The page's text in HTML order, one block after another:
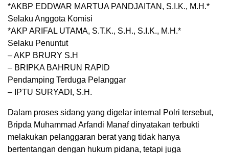
*AKBP EDDWAR MARTUA PANDJAITAN, S.I.K., M.H.*
Selaku Anggota Komisi
*AKP ARIFAL UTAMA, S.T.K., S.H., S.I.K., M.H.*
Selaku Penuntut
– AKP BRURY S.H
– BRIPKA BAHRUN RAPID
Pendamping Terduga Pelanggar
– IPTU SURYADI, S.H.
Dalam proses sidang yang digelar internal Polri tersebut,
Bripda Muhammad Arfandi Manaf dinyatakan terbukti
melakukan pelanggaran berat yang tidak hanya
bertentangan dengan hukum pidana, tetapi juga